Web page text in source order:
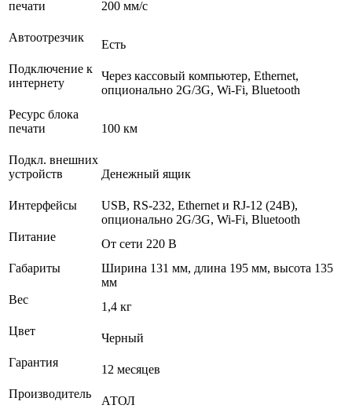
печати
200 мм/с
Автоотрезчик
Есть
Подключение к
интернету
Через кассовый компьютер, Ethernet,
опционально 2G/3G, Wi-Fi, Bluetooth
Ресурс блока
печати
100 км
Подкл. внешних
устройств
Денежный ящик
Интерфейсы
USB, RS-232, Ethernet и RJ-12 (24В),
опционально 2G/3G, Wi-Fi, Bluetooth
Питание
От сети 220 В
Габариты
Ширина 131 мм, длина 195 мм, высота 135
мм
Вес
1,4 кг
Цвет
Черный
Гарантия
12 месяцев
Производитель
АТОЛ